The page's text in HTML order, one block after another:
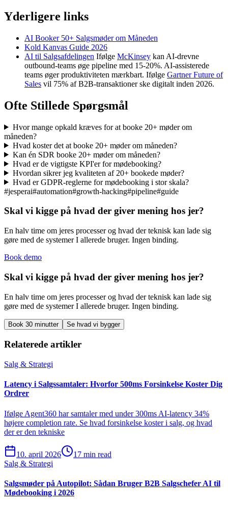
Yderligere links
AI Booker 50+ Salgsmøder om Måneden
Kold Kanvas Guide 2026
AI til Salgsafdelingen Ifølge McKinsey kan AI-drevne
outbound-teams øge pipeline med 15-20%. AI-assisterede
teams øger produktiviteten mærkbart. Ifølge Gartner Future of
Sales vil 75% af B2B-transaktioner ske digitalt inden 2026.
Ofte Stillede Spørgsmål
Hvor mange opkald kræves for at booke 20+ møder om
måneden?
Hvad koster det at booke 20+ møder om måneden?
Kan én SDR booke 20+ møder om måneden?
Hvad er de vigtigste KPI'er for mødebooking?
Hvordan sikrer jeg kvaliteten af 20+ bookede møder?
Hvad er GDPR-reglerne for mødebooking i stor skala?
#jesperai#automation#growth-hacking#pipeline#guide
Skal vi kigge på hvad der giver mening hos jer?
En halv time om jeres processer og hvad der teknisk kan lade sig
gøre med de systemer I allerede bruger. Ingen binding.
Book demo
Skal vi kigge på hvad der giver mening hos jer?
En halv time om jeres processer og hvad der teknisk kan lade sig
gøre med de systemer I allerede bruger. Ingen binding.
Book 30 minutter Se hvad vi bygger
Relaterede artikler
Salg & Strategi
Latency i Salgssamtaler: Hvorfor 500ms Forsinkelse Koster Dig
Ordrer
Ifølge Agent360 har samtaler med under 300ms AI-latency 34%
højere completion rate. Se hvad forsinkelse koster i salg, og hvad
der er den tekniske
10. april 2026
17 min read
Salg & Strategi
Salgsmøder på Autopilot: Sådan Bruger B2B Salgschefer AI til
Mødebooking i 2026